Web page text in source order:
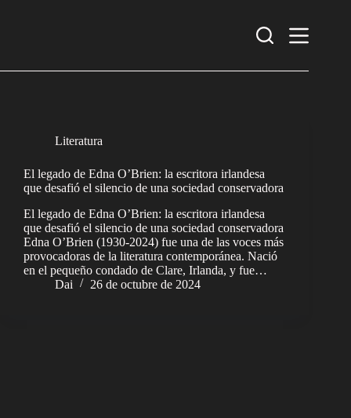
Literatura
El legado de Edna O’Brien: la escritora irlandesa
que desafió el silencio de una sociedad conservadora
El legado de Edna O’Brien: la escritora irlandesa
que desafió el silencio de una sociedad conservadora
Edna O’Brien (1930-2024) fue una de las voces más
provocadoras de la literatura contemporánea. Nació
en el pequeño condado de Clare, Irlanda, y fue…
Dai
26 de octubre de 2024